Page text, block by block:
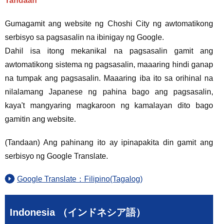
Gumagamit ang website ng Choshi City ng awtomatikong
serbisyo sa pagsasalin na ibinigay ng Google.
Dahil isa itong mekanikal na pagsasalin gamit ang
awtomatikong sistema ng pagsasalin, maaaring hindi ganap
na tumpak ang pagsasalin. Maaaring iba ito sa orihinal na
nilalamang Japanese ng pahina bago ang pagsasalin,
kaya't mangyaring magkaroon ng kamalayan dito bago
gamitin ang website.
(Tandaan) Ang pahinang ito ay ipinapakita din gamit ang
serbisyo ng Google Translate.
Google Translate：Filipino(Tagalog)
Indonesia （インドネシア語）